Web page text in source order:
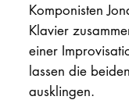
Komponisten
Klavier
einer
lassen die
ausklingen.